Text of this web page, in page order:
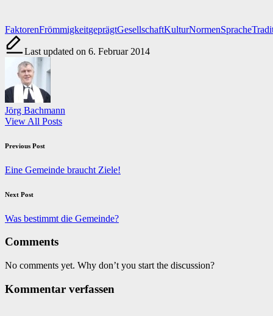
Tags:
FaktorenFrömmigkeitgeprägtGesellschaftKulturNormenSprache
Last updated on 6. Februar 2014
Jörg Bachmann
View All Posts
Post
navigation
Previous Post
Eine Gemeinde braucht Ziele!
Next Post
Was bestimmt die Gemeinde?
Comments
No comments yet. Why don’t you start the discussion?
Kommentar verfassen